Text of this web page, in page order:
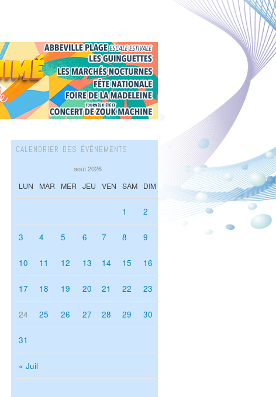
CALENDRIER DES ÉVÉNEMENTS
août 2026
LUN MAR MER JEU VEN SAM DIM
« Juil
1 2
3 4 5 6 7 8 9
10 11 12 13 14 15 16
17 18 19 20 21 22 23
24 25 26 27 28 29 30
31